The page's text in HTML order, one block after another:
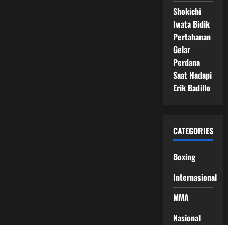
Shokichi
Iwata Bidik
Pertahanan
Gelar
Perdana
Saat Hadapi
Erik Badillo
CATEGORIES
Boxing
Internasional
MMA
Nasional